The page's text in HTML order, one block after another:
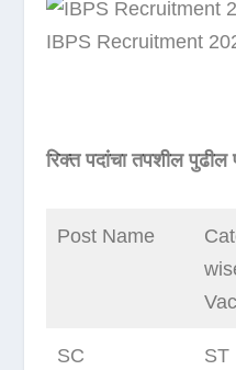
IBPS Recruitment
रिक्त पदांचा तपशील
Post Name
SC ST